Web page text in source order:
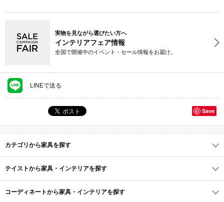
実物を見ながら選びたい方へ
インテリアフェア情報
全国で開催中のイベント・セール情報をお届け。
LINEで送る
Save
カテゴリから家具を探す
テイストから家具・インテリアを探す
コーディネートから家具・インテリアを探す